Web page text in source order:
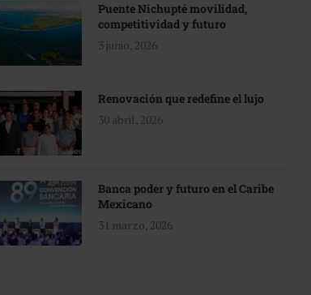
Puente Nichupté movilidad,
competitividad y futuro
3 junio, 2026
Renovación que redefine el lujo
30 abril, 2026
Banca poder y futuro en el Caribe
Mexicano
31 marzo, 2026